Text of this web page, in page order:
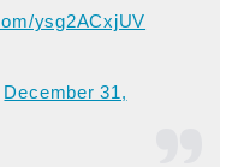
ysg2ACxjUV
December 31,